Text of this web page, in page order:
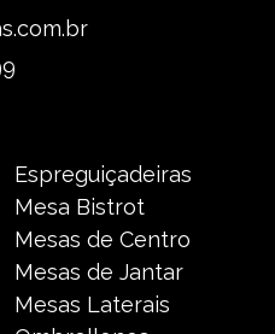
Espreguiçadeiras
Mesa Bistrot
Mesas de Centro
Mesas de Jantar
Mesas Laterais